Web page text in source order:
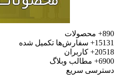
محصولات
سفارش‌ها تکمیل شده
کاربران
مطالب وبلاگ
سریع